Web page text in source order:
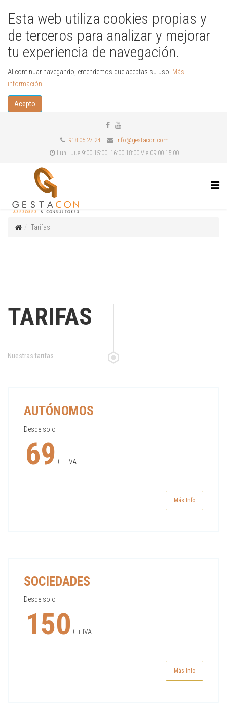
Esta web utiliza cookies propias y
de terceros para analizar y mejorar
tu experiencia de navegación.
Al continuar navegando, entendemos que aceptas su uso. Más
información
Acepto
918 05 27 24
info@gestacon.com
Lun - Jue 9:00-15:00, 16:00-18:00 Vie 09:00-15:00
Tarifas
TARIFAS
Nuestras tarifas
AUTÓNOMOS
Desde solo
69 € + IVA
Más Info
SOCIEDADES
Desde solo
150 € + IVA
Más Info